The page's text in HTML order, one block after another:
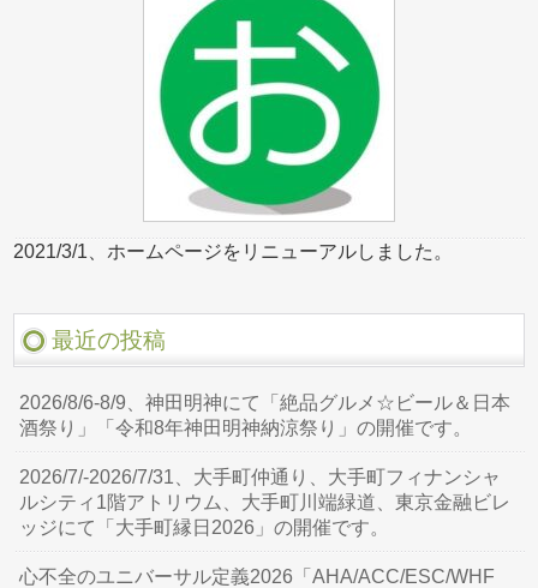
2021/3/1、ホームページをリニューアルしました。
最近の投稿
2026/8/6-8/9、神田明神にて「絶品グルメ☆ビール＆日本
酒祭り」「令和8年神田明神納涼祭り」の開催です。
2026/7/-2026/7/31、大手町仲通り、大手町フィナンシャ
ルシティ1階アトリウム、大手町川端緑道、東京金融ビレ
ッジにて「大手町縁日2026」の開催です。
心不全のユニバーサル定義2026「AHA/ACC/ESC/WHF